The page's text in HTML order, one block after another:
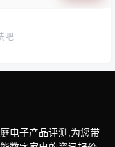
吧
电子产品评测,为您带